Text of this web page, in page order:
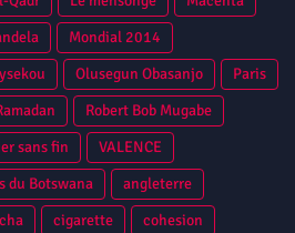
Mondial 2014
Olusegun Obasanjo
Paris
Robert Bob Mugabe
sans fin
VALENCE
du Botswana
angleterre
cigarette
cohesion